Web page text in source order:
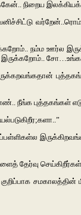
நிறைய
நம்ம ஊர்ல
சோ…உங்க
நீங்க புத்தகங்கள்
தேர்வு